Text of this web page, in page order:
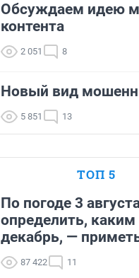
Обсуждаем идею
контента
2 051 8
Новый вид
5 851 13
ТОП 5
По погоде 3
определить, каким
декабрь, —
87 422 11